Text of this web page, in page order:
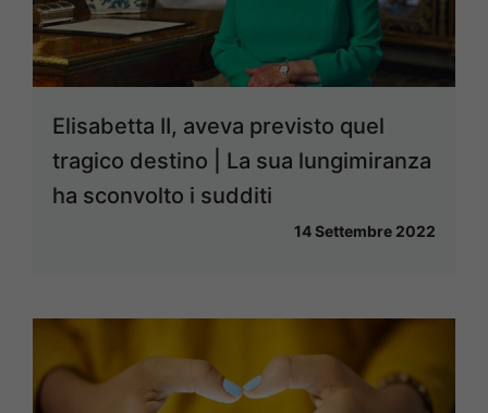
Elisabetta II, aveva previsto quel
tragico destino | La sua lungimiranza
ha sconvolto i sudditi
14 Settembre 2022